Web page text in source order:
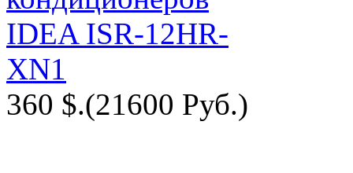
360 $.(21600 Руб.)